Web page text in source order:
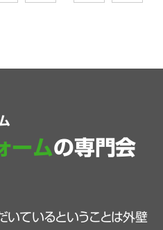
ームの専門会
いているということは外壁